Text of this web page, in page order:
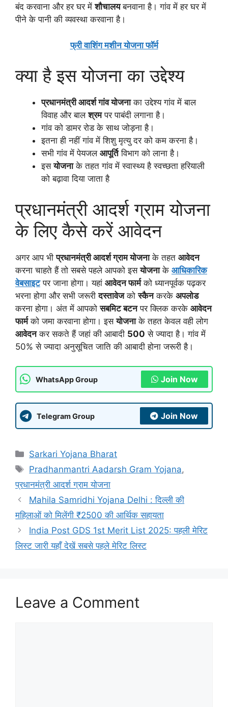
बंद करवाना और हर घर मेंशौचालयबनवाना है। गांव में हर घर में
पीने के पानी की व्यवस्था करवाना है।
फ्री वाशिंग मशीन योजना फॉर्म
क्या है इस योजना का उद्देश्य
प्रधानमंत्री आदर्श गांव योजनाका उद्देश्य गांव में बाल
विवाह और बालश्रमपर पाबंदी लगाना है।
गांव को डामर रोड के साथ जोड़ना है।
इतना ही नहीं गांव में शिशु मृत्यु दर को कम करना है।
सभी गांव में पेयजल आपूर्तिविभाग को लाना है।
इसयोजनाके तहत गांव में स्वास्थ्य है स्वच्छता हरियाली
को बढ़ावा दिया जाता है
प्रधानमंत्री आदर्श ग्राम योजना
के लिए कैसे करें आवेदन
अगर आप भीप्रधानमंत्री आदर्श ग्राम योजनाके तहत आवेदन
करना चाहते हैं तो सबसे पहले आपको इसयोजनाके आधिकारिक
वेबसाइटपर जाना होगा। यहां आवेदन फार्मको ध्यानपूर्वक पढ़कर
भरना होगा और सभी जरूरीदस्तावेजकोस्कैनकरके अपलोड
करना होगा। अंत में आपकोसबमिट बटनपर क्लिक करके आवेदन
फार्मको जमा करवाना होगा। इसयोजनाके तहत केवल वही लोग
आवेदनकर सकते हैं जहां की आबादी 500 से ज्यादा है। गांव में
50% से ज्यादा अनुसूचित जाति की आबादी होना जरूरी है।
WhatsApp Group Join Now
Telegram Group Join Now
Categories
Sarkari Yojana Bharat
Tags
Pradhanmantri Aadarsh Gram Yojana,
प्रधानमंत्री आदर्श ग्राम योजना
Mahila Samridhi Yojana Delhi : दिल्ली की
महिलाओं को मिलेंगी ₹2500 की आर्थिक सहायता
India Post GDS 1st Merit List 2025: पहली मेरिट
लिस्ट जारी यहाँ देखें सबसे पहले मेरिट लिस्ट
Leave a Comment